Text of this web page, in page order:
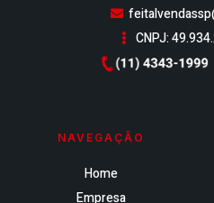
CNPJ:
NAVEGAÇÃO
Home
Empresa